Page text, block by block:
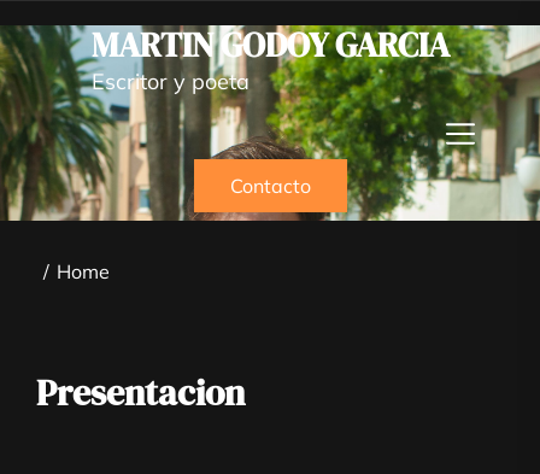
MARTIN GODOY GARCIA
Escritor y poeta
Contacto
Home
Presentacion